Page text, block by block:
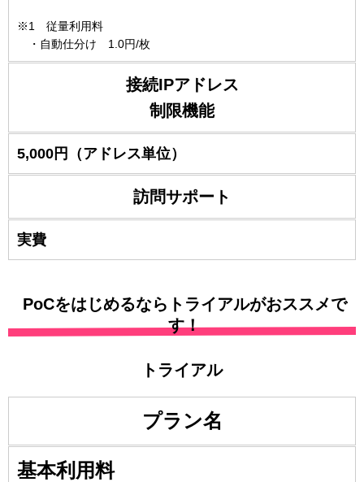
※1 従量利用料
・自動仕分け 1.0円/枚
接続IPアドレス
制限機能
5,000円（アドレス単位）
訪問サポート
実費
PoCをはじめるならトライアルがおススメで
す！
トライアル
プラン名
基本利用料